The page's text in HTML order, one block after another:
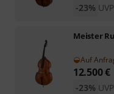
-23%
Meister
Auf
12.500€
-23%